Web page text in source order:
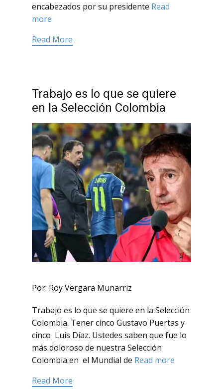
encabezados por su presidente Read
more
Read More
Trabajo es lo que se quiere
en la Selección Colombia
Por: Roy Vergara Munarriz
Trabajo es lo que se quiere en la Selección
Colombia. Tener cinco Gustavo Puertas y
cinco Luis Díaz. Ustedes saben que fue lo
más doloroso de nuestra Selección
Colombia en el Mundial de Read more
Read More